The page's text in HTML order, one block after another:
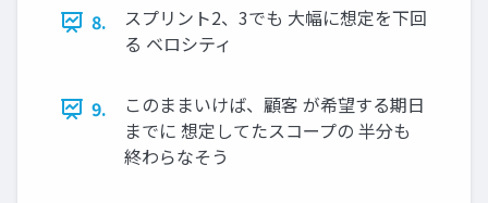
8.
スプリント2、3でも 大幅に想定を下回
る ベロシティ
9.
このままいけば、顧客 が希望する期日
までに 想定してたスコープの 半分も
終わらなそう